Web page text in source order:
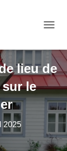
lieu de
le
2025